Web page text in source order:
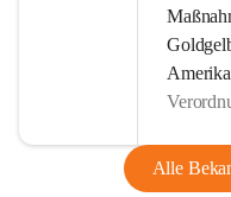
Alle